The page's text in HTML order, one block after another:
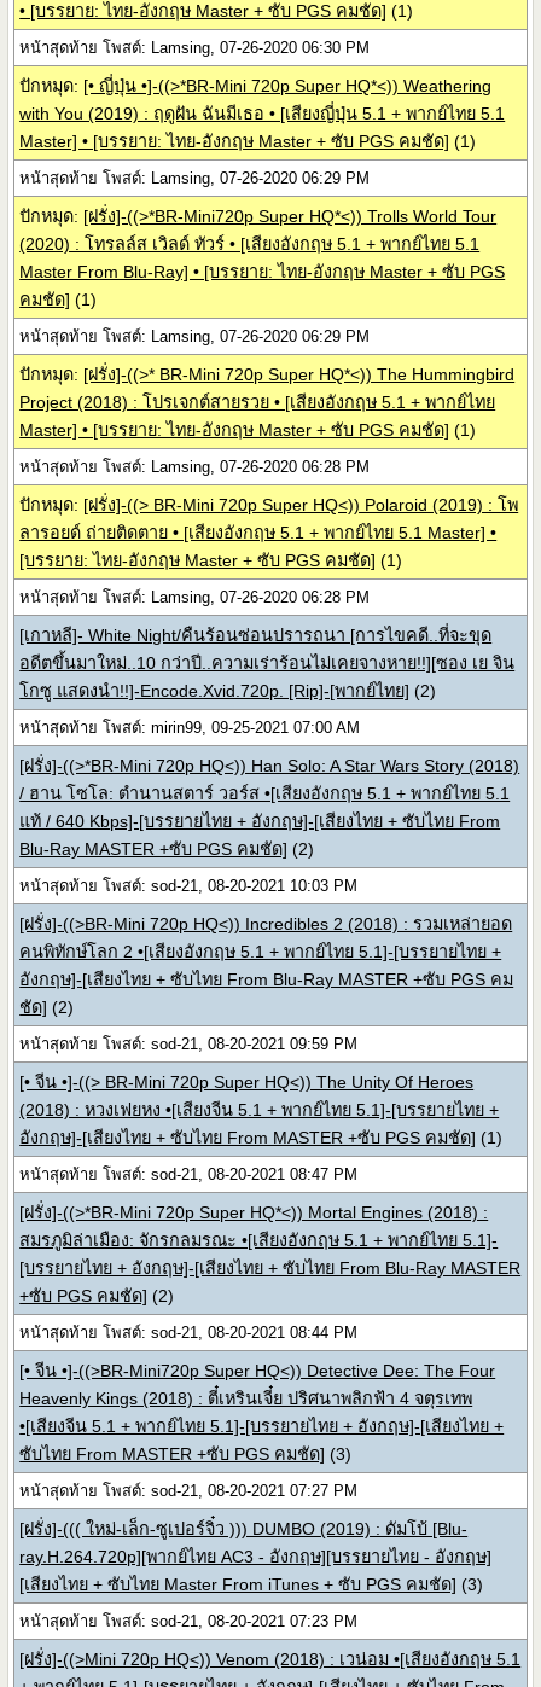
• [บรรยาย: ไทย-อังกฤษ Master + ซับ PGS คมชัด] (1)
หน้าสุดท้าย โพสต์: Lamsing, 07-26-2020 06:30 PM
ปักหมุด: [• ญี่ปุ่น •]-((>*BR-Mini 720p Super HQ*<)) Weathering
with You (2019) : ฤดูฝัน ฉันมีเธอ • [เสียงญี่ปุ่น 5.1 + พากย์ไทย 5.1
Master] • [บรรยาย: ไทย-อังกฤษ Master + ซับ PGS คมชัด] (1)
หน้าสุดท้าย โพสต์: Lamsing, 07-26-2020 06:29 PM
ปักหมุด: [ฝรั่ง]-((>*BR-Mini720p Super HQ*<)) Trolls World Tour
(2020) : โทรลล์ส เวิลด์ ทัวร์ • [เสียงอังกฤษ 5.1 + พากย์ไทย 5.1
Master From Blu-Ray] • [บรรยาย: ไทย-อังกฤษ Master + ซับ PGS
คมชัด] (1)
หน้าสุดท้าย โพสต์: Lamsing, 07-26-2020 06:29 PM
ปักหมุด: [ฝรั่ง]-((>* BR-Mini 720p Super HQ*<)) The Hummingbird
Project (2018) : โปรเจกต์สายรวย • [เสียงอังกฤษ 5.1 + พากย์ไทย
Master] • [บรรยาย: ไทย-อังกฤษ Master + ซับ PGS คมชัด] (1)
หน้าสุดท้าย โพสต์: Lamsing, 07-26-2020 06:28 PM
ปักหมุด: [ฝรั่ง]-((> BR-Mini 720p Super HQ<)) Polaroid (2019) : โพ
ลารอยด์ ถ่ายติดตาย • [เสียงอังกฤษ 5.1 + พากย์ไทย 5.1 Master] •
[บรรยาย: ไทย-อังกฤษ Master + ซับ PGS คมชัด] (1)
หน้าสุดท้าย โพสต์: Lamsing, 07-26-2020 06:28 PM
[เกาหลี]- White Night/คืนร้อนซ่อนปรารถนา [การไขคดี..ที่จะขุด
อดีตขึ้นมาใหม่..10 กว่าปี..ความเร่าร้อนไม่เคยจางหาย!!][ซอง เย จิน
โกซู แสดงนำ!!]-Encode.Xvid.720p. [Rip]-[พากย์ไทย] (2)
หน้าสุดท้าย โพสต์: mirin99, 09-25-2021 07:00 AM
[ฝรั่ง]-((>*BR-Mini 720p HQ<)) Han Solo: A Star Wars Story (2018)
/ ฮาน โซโล: ตำนานสตาร์ วอร์ส •[เสียงอังกฤษ 5.1 + พากย์ไทย 5.1
แท้ / 640 Kbps]-[บรรยายไทย + อังกฤษ]-[เสียงไทย + ซับไทย From
Blu-Ray MASTER +ซับ PGS คมชัด] (2)
หน้าสุดท้าย โพสต์: sod-21, 08-20-2021 10:03 PM
[ฝรั่ง]-((>BR-Mini 720p HQ<)) Incredibles 2 (2018) : รวมเหล่ายอด
คนพิทักษ์โลก 2 •[เสียงอังกฤษ 5.1 + พากย์ไทย 5.1]-[บรรยายไทย +
อังกฤษ]-[เสียงไทย + ซับไทย From Blu-Ray MASTER +ซับ PGS คม
ชัด] (2)
หน้าสุดท้าย โพสต์: sod-21, 08-20-2021 09:59 PM
[• จีน •]-((> BR-Mini 720p Super HQ<)) The Unity Of Heroes
(2018) : หวงเฟยหง •[เสียงจีน 5.1 + พากย์ไทย 5.1]-[บรรยายไทย +
อังกฤษ]-[เสียงไทย + ซับไทย From MASTER +ซับ PGS คมชัด] (1)
หน้าสุดท้าย โพสต์: sod-21, 08-20-2021 08:47 PM
[ฝรั่ง]-((>*BR-Mini 720p Super HQ*<)) Mortal Engines (2018) :
สมรภูมิล่าเมือง: จักรกลมรณะ •[เสียงอังกฤษ 5.1 + พากย์ไทย 5.1]-
[บรรยายไทย + อังกฤษ]-[เสียงไทย + ซับไทย From Blu-Ray MASTER
+ซับ PGS คมชัด] (2)
หน้าสุดท้าย โพสต์: sod-21, 08-20-2021 08:44 PM
[• จีน •]-((>BR-Mini720p Super HQ<)) Detective Dee: The Four
Heavenly Kings (2018) : ตี๋เหรินเจี๋ย ปริศนาพลิกฟ้า 4 จตุรเทพ
•[เสียงจีน 5.1 + พากย์ไทย 5.1]-[บรรยายไทย + อังกฤษ]-[เสียงไทย +
ซับไทย From MASTER +ซับ PGS คมชัด] (3)
หน้าสุดท้าย โพสต์: sod-21, 08-20-2021 07:27 PM
[ฝรั่ง]-((( ใหม่-เล็ก-ซูเปอร์จิ๋ว ))) DUMBO (2019) : ดัมโบ้ [Blu-
ray.H.264.720p][พากย์ไทย AC3 - อังกฤษ][บรรยายไทย - อังกฤษ]
[เสียงไทย + ซับไทย Master From iTunes + ซับ PGS คมชัด] (3)
หน้าสุดท้าย โพสต์: sod-21, 08-20-2021 07:23 PM
[ฝรั่ง]-((>Mini 720p HQ<)) Venom (2018) : เวน่อม •[เสียงอังกฤษ 5.1